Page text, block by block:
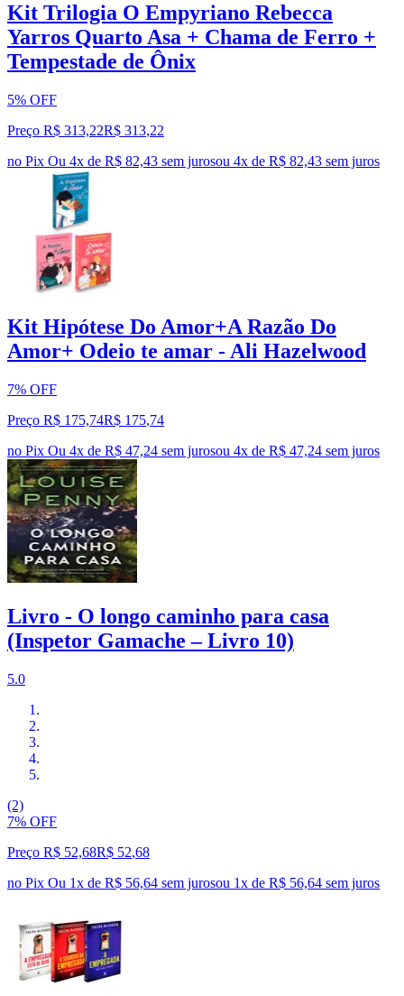
Kit Trilogia O Empyriano Rebecca
Yarros Quarto Asa + Chama de Ferro +
Tempestade de Ônix
5% OFF
Preço R$ 313,22R$ 313,22
no Pix Ou 4x de R$ 82,43 sem jurosou 4x de R$ 82,43 sem juros
Kit Hipótese Do Amor+A Razão Do
Amor+ Odeio te amar - Ali Hazelwood
7% OFF
Preço R$ 175,74R$ 175,74
no Pix Ou 4x de R$ 47,24 sem jurosou 4x de R$ 47,24 sem juros
Livro - O longo caminho para casa
(Inspetor Gamache – Livro 10)
5.0
(2)
7% OFF
Preço R$ 52,68R$ 52,68
no Pix Ou 1x de R$ 56,64 sem jurosou 1x de R$ 56,64 sem juros